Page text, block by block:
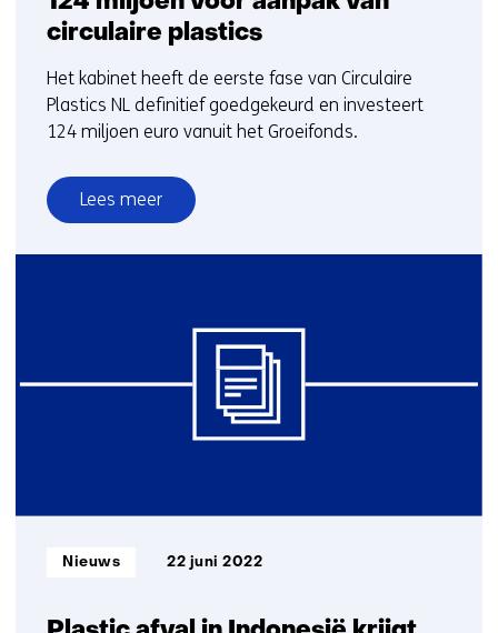
circulaire plastics
Het kabinet heeft de eerste fase van Circulaire
Plastics NL definitief goedgekeurd en investeert
124 miljoen euro vanuit het Groeifonds.
Lees meer
over
124
circulaire
Informatietype:
Nieuws 22 juni 2022